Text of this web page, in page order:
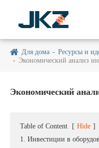
Для дома Ресурсы и
Экономический анализ
Экономический
Table of Content [ Hide ]
1. Инвестиции в